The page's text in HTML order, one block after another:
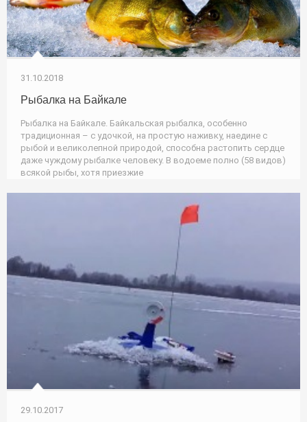
31.10.2018
Рыбалка на Байкале
Рыбалка на Байкале. Байкальская рыбалка, особенно
традиционная – с удочкой, на простую наживку, наедине с
рыбой и великолепной природой, способна растопить сердце
даже чуждому рыбалке человеку. В водоеме полно (58 видов)
всякой рыбы, хотя приезжие
29.10.2017